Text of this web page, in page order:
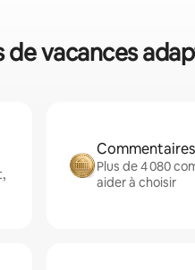
vacances
Plus de 4 080
aider à choisir